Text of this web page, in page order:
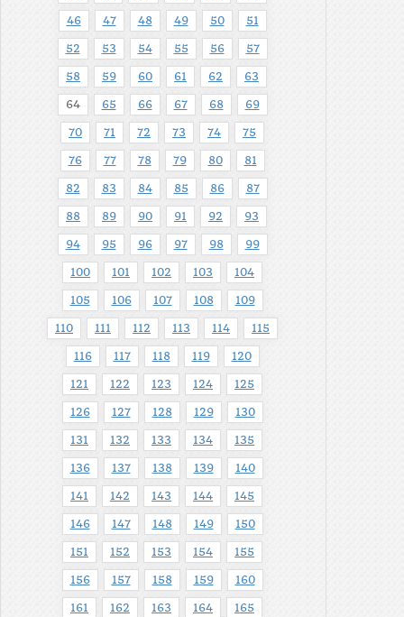
46 47 48 49 50 51
52 53 54 55 56 57
58 59 60 61 62 63
64 65 66 67 68 69
70 71 72 73 74 75
76 77 78 79 80 81
82 83 84 85 86 87
88 89 90 91 92 93
94 95 96 97 98 99
100 101 102 103 104
105 106 107 108 109
110 111 112 113 114 115
116 117 118 119 120
121 122 123 124 125
126 127 128 129 130
131 132 133 134 135
136 137 138 139 140
141 142 143 144 145
146 147 148 149 150
151 152 153 154 155
156 157 158 159 160
161 162 163 164 165